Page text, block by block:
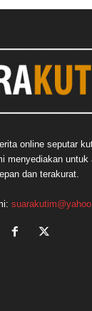
online seputar
menyediakan untuk
dan terakurat.